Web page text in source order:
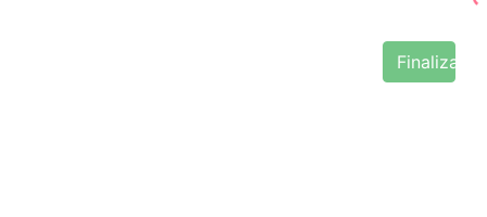
Finalizar